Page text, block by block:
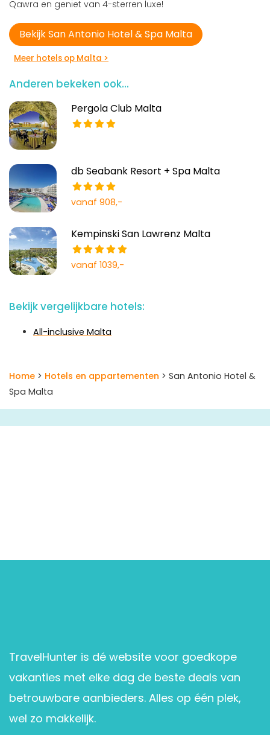
Qawra en geniet van 4-sterren luxe!
Bekijk San Antonio Hotel & Spa Malta
Meer hotels op Malta >
Anderen bekeken ook...
Pergola Club Malta
db Seabank Resort + Spa Malta
vanaf 908,-
Kempinski San Lawrenz Malta
vanaf 1039,-
Bekijk vergelijkbare hotels:
All-inclusive Malta
Home > Hotels en appartementen > San Antonio Hotel &
Spa Malta
TravelHunter is dé website voor goedkope
vakanties met elke dag de beste deals van
betrouwbare aanbieders. Alles op één plek,
wel zo makkelijk.